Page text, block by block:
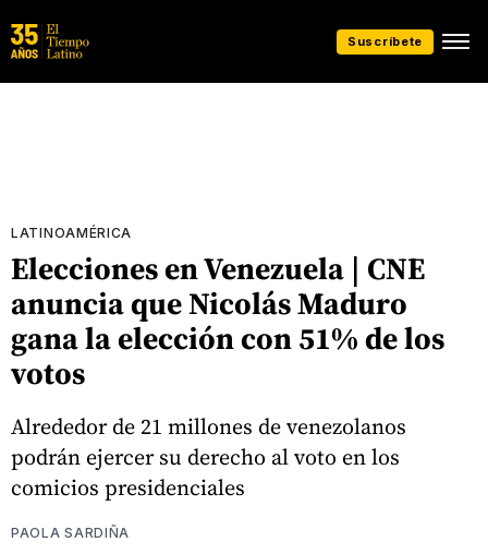
Suscríbete
LATINOAMÉRICA
Elecciones en Venezuela | CNE
anuncia que Nicolás Maduro
gana la elección con 51% de los
votos
Alrededor de 21 millones de venezolanos
podrán ejercer su derecho al voto en los
comicios presidenciales
PAOLA SARDIÑA